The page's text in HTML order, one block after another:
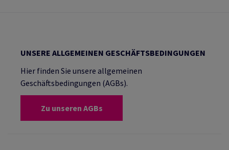
UNSERE ALLGEMEINEN GESCHÄFTSBEDINGUNGEN
Hier finden Sie unsere allgemeinen
Geschäftsbedingungen (AGBs).
Zu unseren AGBs